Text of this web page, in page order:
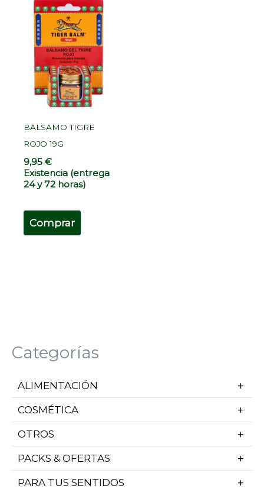
Categorías
ALIMENTACIÓN
COSMÉTICA
OTROS
PACKS & OFERTAS
PARA TUS SENTIDOS
BALSAMO TIGRE
ROJO 19G
9,95€
Existencia (entrega
24 y 72 horas)
Comprar